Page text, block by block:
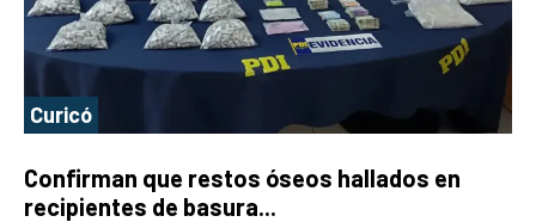
Curicó
Confirman que restos óseos hallados en
recipientes de basura...